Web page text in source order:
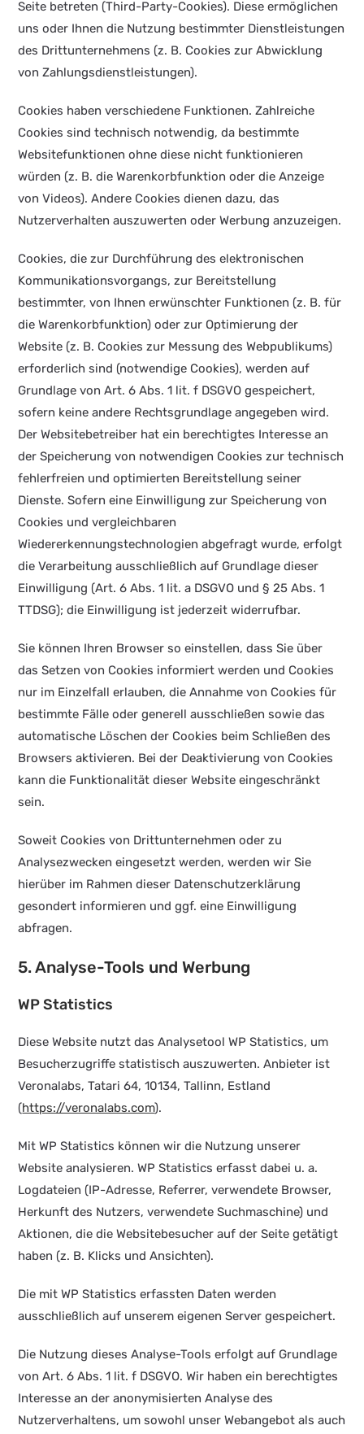
Seite betreten (Third-Party-Cookies). Diese ermöglichen
uns oder Ihnen die Nutzung bestimmter Dienstleistungen
des Drittunternehmens (z. B. Cookies zur Abwicklung
von Zahlungsdienstleistungen).
Cookies haben verschiedene Funktionen. Zahlreiche
Cookies sind technisch notwendig, da bestimmte
Websitefunktionen ohne diese nicht funktionieren
würden (z. B. die Warenkorbfunktion oder die Anzeige
von Videos). Andere Cookies dienen dazu, das
Nutzerverhalten auszuwerten oder Werbung anzuzeigen.
Cookies, die zur Durchführung des elektronischen
Kommunikationsvorgangs, zur Bereitstellung
bestimmter, von Ihnen erwünschter Funktionen (z. B. für
die Warenkorbfunktion) oder zur Optimierung der
Website (z. B. Cookies zur Messung des Webpublikums)
erforderlich sind (notwendige Cookies), werden auf
Grundlage von Art. 6 Abs. 1 lit. f DSGVO gespeichert,
sofern keine andere Rechtsgrundlage angegeben wird.
Der Websitebetreiber hat ein berechtigtes Interesse an
der Speicherung von notwendigen Cookies zur technisch
fehlerfreien und optimierten Bereitstellung seiner
Dienste. Sofern eine Einwilligung zur Speicherung von
Cookies und vergleichbaren
Wiedererkennungstechnologien abgefragt wurde, erfolgt
die Verarbeitung ausschließlich auf Grundlage dieser
Einwilligung (Art. 6 Abs. 1 lit. a DSGVO und § 25 Abs. 1
TTDSG); die Einwilligung ist jederzeit widerrufbar.
Sie können Ihren Browser so einstellen, dass Sie über
das Setzen von Cookies informiert werden und Cookies
nur im Einzelfall erlauben, die Annahme von Cookies für
bestimmte Fälle oder generell ausschließen sowie das
automatische Löschen der Cookies beim Schließen des
Browsers aktivieren. Bei der Deaktivierung von Cookies
kann die Funktionalität dieser Website eingeschränkt
sein.
Soweit Cookies von Drittunternehmen oder zu
Analysezwecken eingesetzt werden, werden wir Sie
hierüber im Rahmen dieser Datenschutzerklärung
gesondert informieren und ggf. eine Einwilligung
abfragen.
5. Analyse-Tools und Werbung
WP Statistics
Diese Website nutzt das Analysetool WP Statistics, um
Besucherzugriffe statistisch auszuwerten. Anbieter ist
Veronalabs, Tatari 64, 10134, Tallinn, Estland
(https://veronalabs.com).
Mit WP Statistics können wir die Nutzung unserer
Website analysieren. WP Statistics erfasst dabei u. a.
Logdateien (IP-Adresse, Referrer, verwendete Browser,
Herkunft des Nutzers, verwendete Suchmaschine) und
Aktionen, die die Websitebesucher auf der Seite getätigt
haben (z. B. Klicks und Ansichten).
Die mit WP Statistics erfassten Daten werden
ausschließlich auf unserem eigenen Server gespeichert.
Die Nutzung dieses Analyse-Tools erfolgt auf Grundlage
von Art. 6 Abs. 1 lit. f DSGVO. Wir haben ein berechtigtes
Interesse an der anonymisierten Analyse des
Nutzerverhaltens, um sowohl unser Webangebot als auch